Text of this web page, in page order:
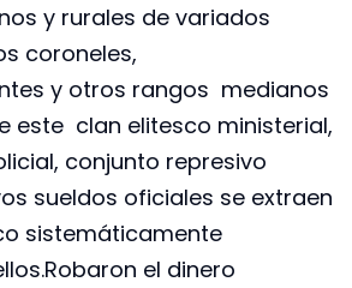
y rurales de variados
coroneles,
y otros rangos medianos
este clan elitesco ministerial,
conjunto represivo
sueldos oficiales se extraen
sistemáticamente
el dinero